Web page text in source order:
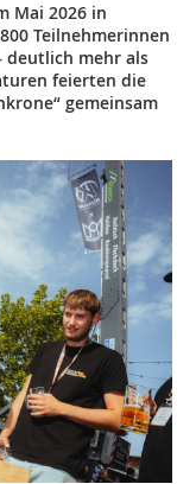
Mai 2026 in
Teilnehmerinnen
deutlich mehr als
feierten die
gemeinsam